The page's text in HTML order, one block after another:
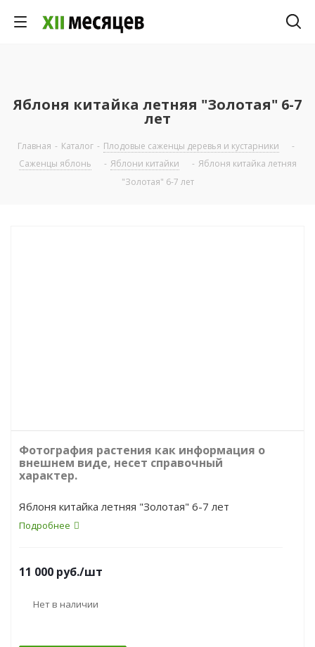
Яблоня китайка летняя "Золотая" 6-7
лет
Главная - Каталог - Плодовые саженцы деревья и кустарники
-
Саженцы яблонь
- Яблони китайки - Яблоня китайка летняя
"Золотая" 6-7 лет
Фотография растения как информация о
внешнем виде, несет справочный
характер.
Яблоня китайка летняя "Золотая" 6-7 лет
Подробнее
11 000 руб./шт
Нет в наличии